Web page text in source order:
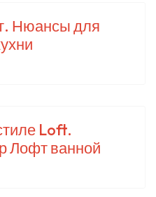
Нюансы для
Loft.
Лофт ванной